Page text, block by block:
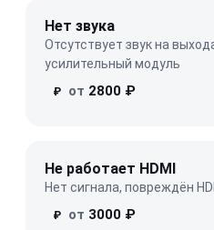
Нет звука
Отсутствует звук на
усилительный модуль
₽ от 2800 ₽
Не работает HDMI
Нет сигнала, повреждён
₽ от 3000 ₽